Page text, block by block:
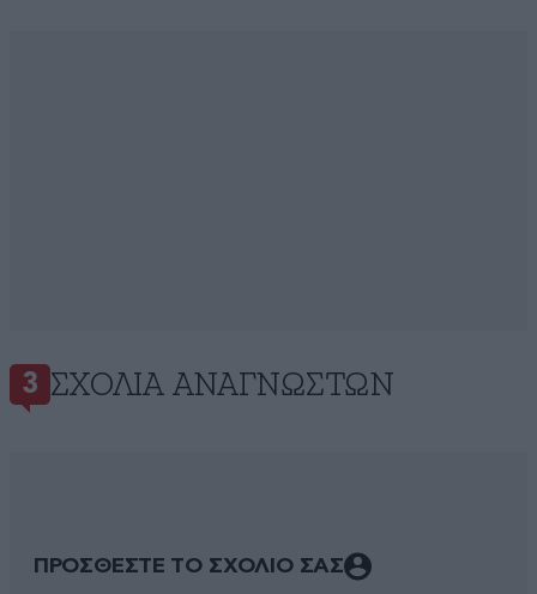
3 ΣΧΌΛΙΑ ΑΝΑΓΝΩΣΤΏΝ
ΠΡΟΣΘΕΣΤΕ ΤΟ ΣΧΟΛΙΟ ΣΑΣ